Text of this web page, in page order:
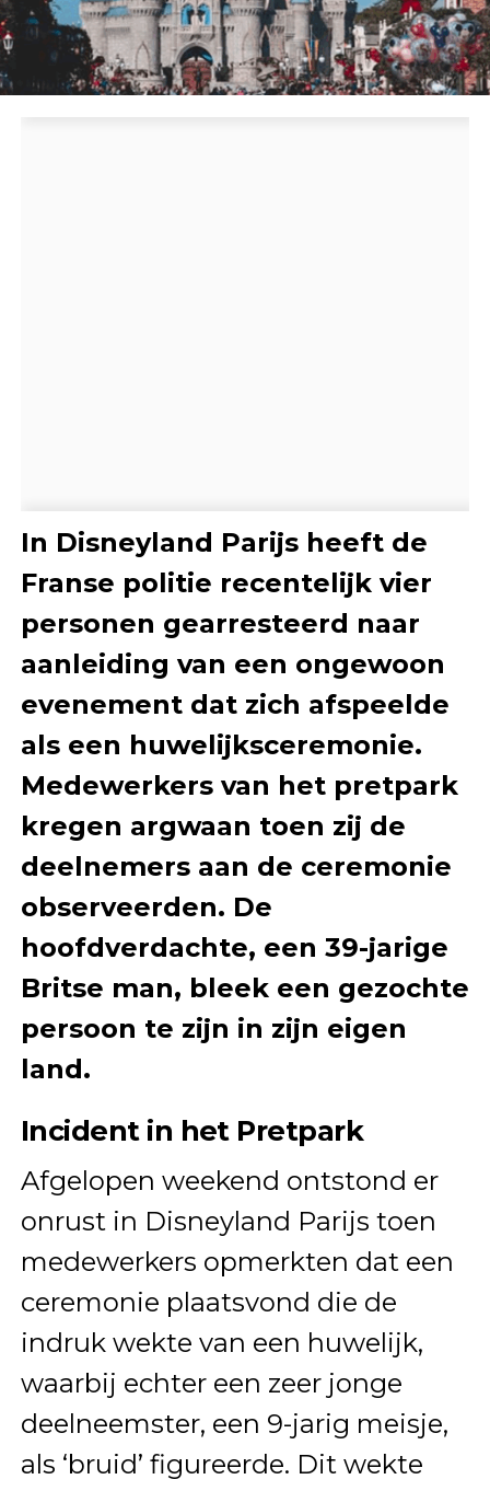
In Disneyland Parijs heeft de
Franse politie recentelijk vier
personen gearresteerd naar
aanleiding van een ongewoon
evenement dat zich afspeelde
als een huwelijksceremonie.
Medewerkers van het pretpark
kregen argwaan toen zij de
deelnemers aan de ceremonie
observeerden. De
hoofdverdachte, een 39-jarige
Britse man, bleek een gezochte
persoon te zijn in zijn eigen
land.
Incident in het Pretpark
Afgelopen weekend ontstond er
onrust in Disneyland Parijs toen
medewerkers opmerkten dat een
ceremonie plaatsvond die de
indruk wekte van een huwelijk,
waarbij echter een zeer jonge
deelneemster, een 9-jarig meisje,
als ‘bruid’ figureerde. Dit wekte